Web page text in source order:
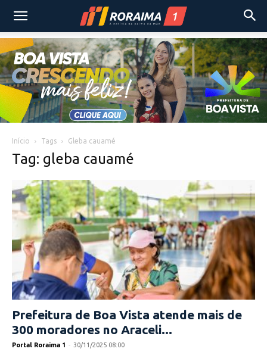
Início Tags Gleba cauamé
Tag: gleba cauamé
Prefeitura de Boa Vista atende mais de
300 moradores no Araceli...
Portal Roraima 1 - 30/11/2025 08:00